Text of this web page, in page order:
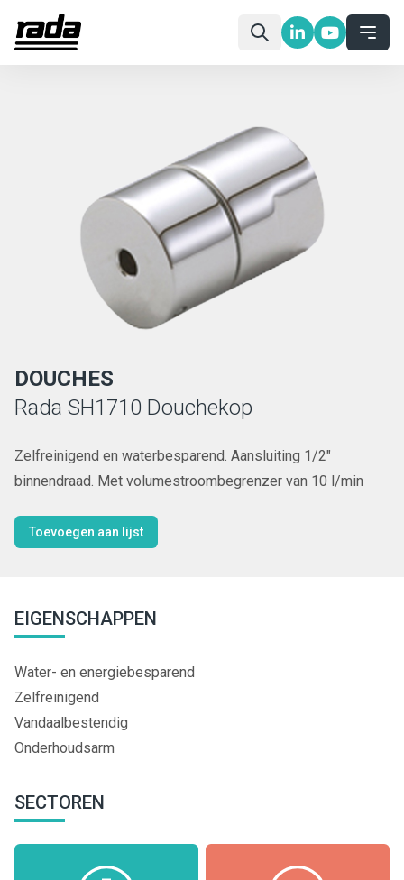
DOUCHES
Rada SH1710 Douchekop
Zelfreinigend en waterbesparend. Aansluiting 1/2"
binnendraad. Met volumestroombegrenzer van 10 l/min
Toevoegen aan lijst
EIGENSCHAPPEN
Water- en energiebesparend
Zelfreinigend
Vandaalbestendig
Onderhoudsarm
SECTOREN